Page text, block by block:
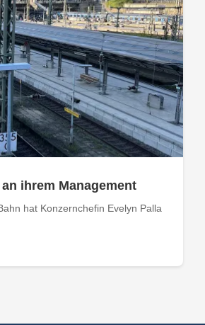
ihrem Management
hat Konzernchefin Evelyn Palla